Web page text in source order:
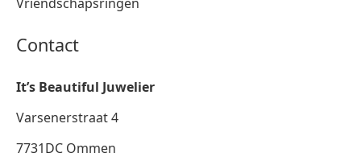
Contact
It’s Beautiful Juwelier
Varsenerstraat 4
7731DC Ommen